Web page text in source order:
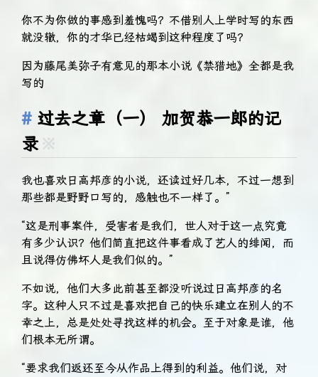
你不为你做的事感到羞愧吗？不借别人上学时写的东西
就没辙，你的才华已经枯竭到这种程度了吗？
因为藤尾美弥子有意见的那本小说《禁猎地》全都是我
写的
过去之章（一） 加贺恭一郎的记
录
我也喜欢日高邦彦的小说，还读过好几本，不过一想到
那些都是野野口写的，感触也不一样了。”
“这是刑事案件，受害者是我们，世人对于这一点究竟
有多少认识？他们简直把这件事看成了艺人的绯闻，而
且说得仿佛坏人是我们似的。”
不如说，他们大多此前甚至都没听说过日高邦彦的名
字。这种人只不过是喜欢把自己的快乐建立在别人的不
幸之上，总是处处寻找这样的机会。至于对象是谁，他
们根本无所谓。
“要求我们返还至今从作品上得到的利益。他们说，对